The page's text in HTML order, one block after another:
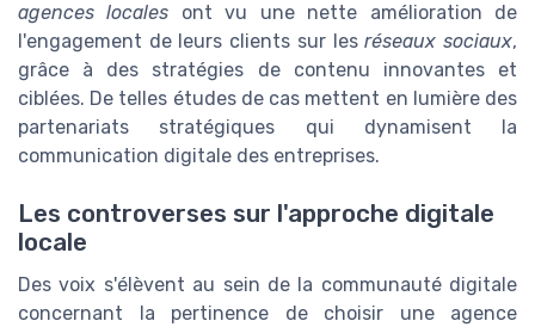
agences locales ont vu une nette amélioration de
l'engagement de leurs clients sur lesréseaux sociaux,
grâce à des stratégies de contenu innovantes et
ciblées. De telles études de cas mettent en lumière des
partenariats stratégiques qui dynamisent la
communication digitale des entreprises.
Les controverses sur l'approche digitale
locale
Des voix s'élèvent au sein de la communauté digitale
concernant la pertinence de choisir une agence